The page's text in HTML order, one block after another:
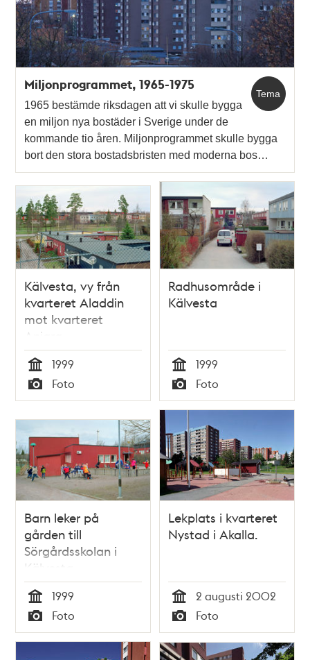
Tema
Miljonprogrammet, 1965-1975
1965 bestämde riksdagen att vi skulle bygga
en miljon nya bostäder i Sverige under de
kommande tio åren. Miljonprogrammet skulle bygga
bort den stora bostadsbristen med moderna bos…
Kälvesta, vy från
kvarteret Aladdin
mot kvarteret
Aniara
Tid
1999
Typ
Foto
Radhusområde i
Kälvesta
Tid
1999
Typ
Foto
Barn leker på
gården till
Sörgårdsskolan i
Kälvesta.
Tid
1999
Typ
Foto
Lekplats i kvarteret
Nystad i Akalla.
Tid
2 augusti 2002
Typ
Foto